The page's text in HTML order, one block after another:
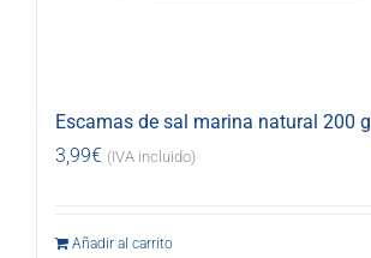
Escamas de sal marina natural 200 g
3,99€ (IVA incluido)
Añadir al carrito